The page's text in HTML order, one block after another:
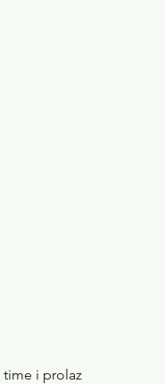
time i prolaz